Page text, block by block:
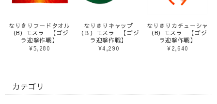
なりきりフードタオル
（B）モスラ 【ゴジ
ラ迎撃作戦】
¥5,280
なりきりキャップ
（Ｂ）モスラ 【ゴジ
ラ迎撃作戦】
¥4,290
なりきりカチューシャ
（B）モスラ 【ゴジ
ラ迎撃作戦】
¥2,640
カテゴリ